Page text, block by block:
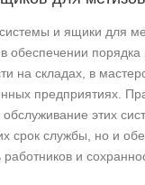
и ящики для
обеспечении порядка
на складах, в
предприятиях.
этих
срок службы, но и
работников и